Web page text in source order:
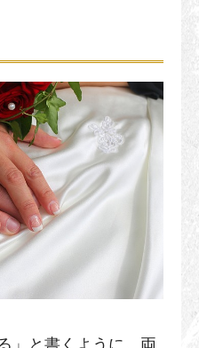
」と書くように、両